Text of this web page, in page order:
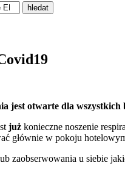
hledat
jest otwarte dla wszystkich
już konieczne noszenie
głównie w pokoju
zaobserwowania u siebie